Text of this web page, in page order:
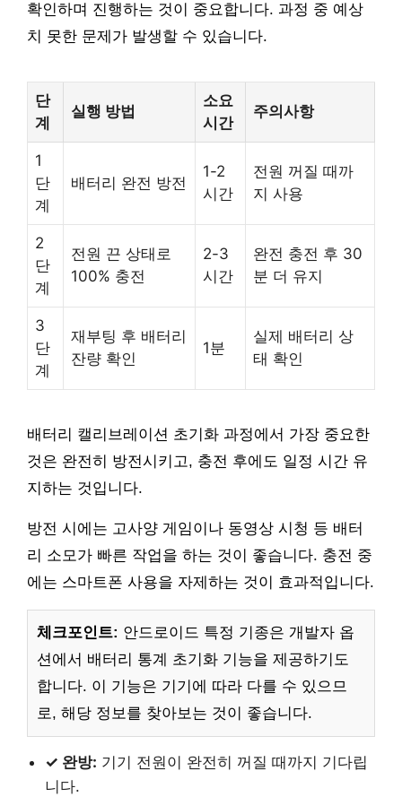
확인하며 진행하는 것이 중요합니다. 과정 중 예상
치 못한 문제가 발생할 수 있습니다.
단
계
실행 방법
소요
시간
주의사항
1
단
계
배터리 완전 방전
1-2
시간
전원 꺼질 때까
지 사용
2
단
계
전원 끈 상태로
100% 충전
2-3
시간
완전 충전 후 30
분 더 유지
3
단
계
재부팅 후 배터리
잔량 확인
1분
실제 배터리 상
태 확인
배터리 캘리브레이션 초기화 과정에서 가장 중요한
것은 완전히 방전시키고, 충전 후에도 일정 시간 유
지하는 것입니다.
방전 시에는 고사양 게임이나 동영상 시청 등 배터
리 소모가 빠른 작업을 하는 것이 좋습니다. 충전 중
에는 스마트폰 사용을 자제하는 것이 효과적입니다.
체크포인트: 안드로이드 특정 기종은 개발자 옵
션에서 배터리 통계 초기화 기능을 제공하기도
합니다. 이 기능은 기기에 따라 다를 수 있으므
로, 해당 정보를 찾아보는 것이 좋습니다.
✓ 완방: 기기 전원이 완전히 꺼질 때까지 기다립
니다.